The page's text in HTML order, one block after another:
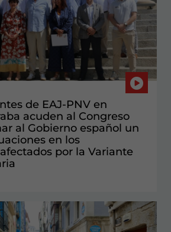
de EAJ-PNV en
acuden al Congreso
al Gobierno español un
en los
por la Variante